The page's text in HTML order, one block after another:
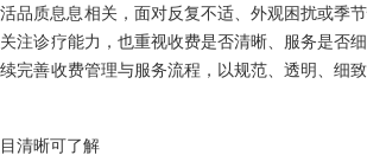
品质息息相关，面对反复不适、外观困扰或季
注诊疗能力，也重视收费是否清晰、服务是否
完善收费管理与服务流程，以规范、透明、细
清晰可了解